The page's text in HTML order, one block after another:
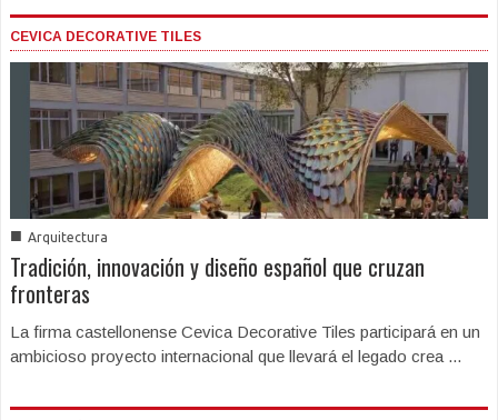
CEVICA DECORATIVE TILES
■ Arquitectura
Tradición, innovación y diseño español que cruzan
fronteras
La firma castellonense Cevica Decorative Tiles participará en un
ambicioso proyecto internacional que llevará el legado crea ...